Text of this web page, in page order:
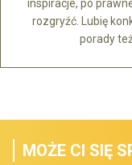
inspiracje, po
rozgryźć. Lubię
porady
MOŻE CI SIĘ